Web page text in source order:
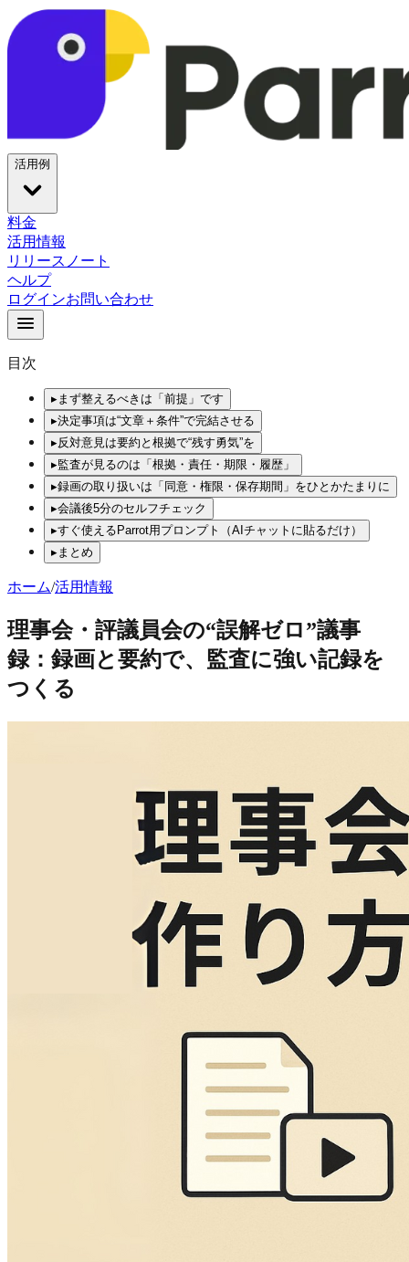
活用例
料金
活用情報
リリースノート
ヘルプ
ログインお問い合わせ
目次
▸まず整えるべきは「前提」です
▸決定事項は“文章＋条件”で完結させる
▸反対意見は要約と根拠で“残す勇気”を
▸監査が見るのは「根拠・責任・期限・履歴」
▸録画の取り扱いは「同意・権限・保存期間」をひとかたまりに
▸会議後5分のセルフチェック
▸すぐ使えるParrot用プロンプト（AIチャットに貼るだけ）
▸まとめ
ホーム/活用情報
理事会・評議員会の“誤解ゼロ”議事
録：録画と要約で、監査に強い記録を
つくる